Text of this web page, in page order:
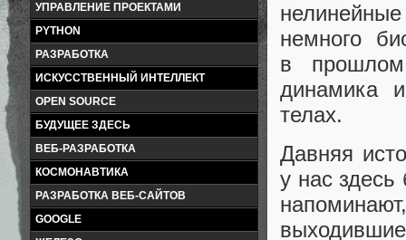
УПРАВЛЕНИЕ ПРОЕКТАМИ
PYTHON
РАЗРАБОТКА
ИСКУССТВЕННЫЙ ИНТЕЛЛЕКТ
OPEN SOURCE
БУДУЩЕЕ ЗДЕСЬ
ВЕБ-РАЗРАБОТКА
КОСМОНАВТИКА
РАЗРАБОТКА ВЕБ-САЙТОВ
GOOGLE
немного
в
динамика
телах.
Давняя
у нас здесь